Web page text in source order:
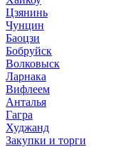
Цзянинь
Чунцин
Баоцзи
Бобруйск
Волковыск
Ларнака
Вифлеем
Анталья
Гагра
Худжанд
Закупки и торги